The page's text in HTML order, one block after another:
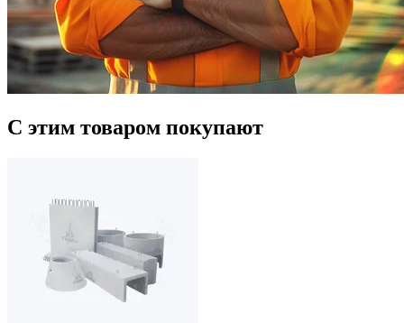
С этим товаром покупают